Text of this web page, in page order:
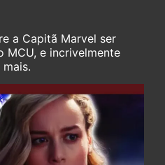
a Capitã Marvel ser
MCU, e incrivelmente